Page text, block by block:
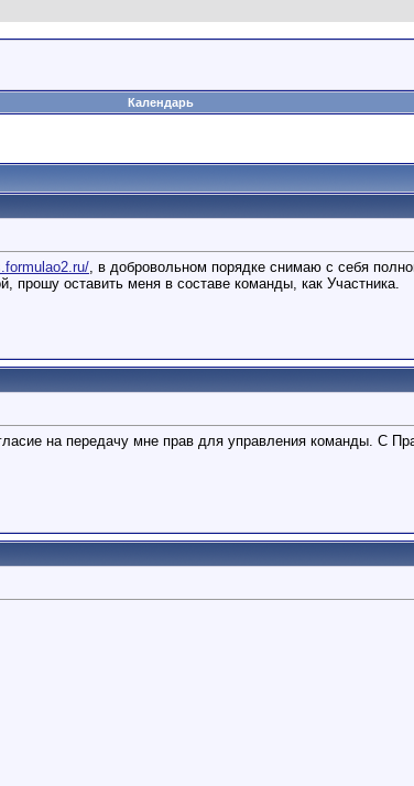
Календарь
, в добровольном порядке снимаю с себя
прошу оставить меня в составе команды, как Участника.
на передачу мне прав для управления команды. С